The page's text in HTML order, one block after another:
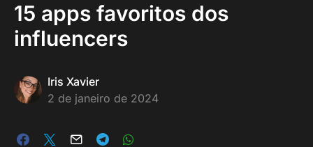
15 apps favoritos dos
influencers
Iris Xavier
2 de janeiro de 2024